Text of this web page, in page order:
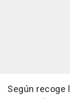
Según recoge